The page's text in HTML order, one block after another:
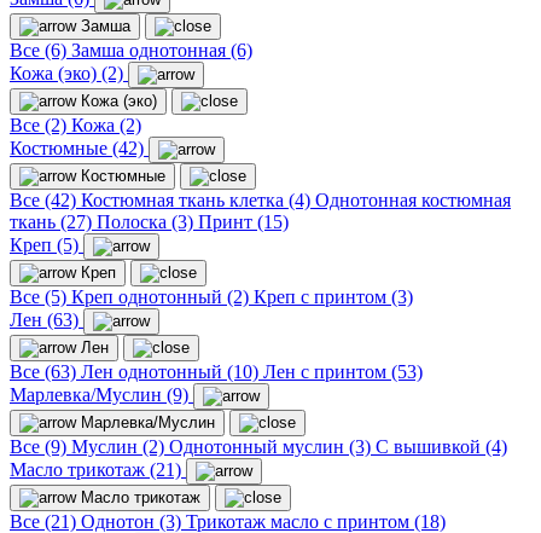
Замша
Все (6) Замша однотонная (6)
Кожа (эко) (2)
Кожа (эко)
Все (2) Кожа (2)
Костюмные (42)
Костюмные
Все (42) Костюмная ткань клетка (4) Однотонная костюмная
ткань (27) Полоска (3) Принт (15)
Креп (5)
Креп
Все (5) Креп однотонный (2) Креп с принтом (3)
Лен (63)
Лен
Все (63) Лен однотонный (10) Лен с принтом (53)
Марлевка/Муслин (9)
Марлевка/Муслин
Все (9) Муслин (2) Однотонный муслин (3) С вышивкой (4)
Масло трикотаж (21)
Масло трикотаж
Все (21) Однотон (3) Трикотаж масло с принтом (18)